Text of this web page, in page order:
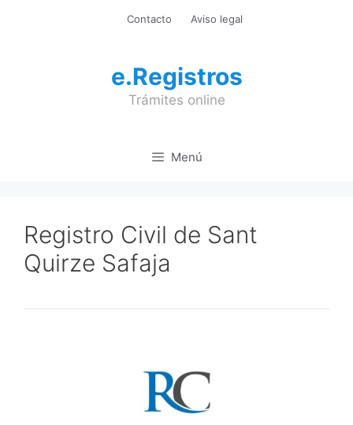
Contacto Aviso legal
e.Registros
Trámites online
Menú
Registro Civil de Sant
Quirze Safaja